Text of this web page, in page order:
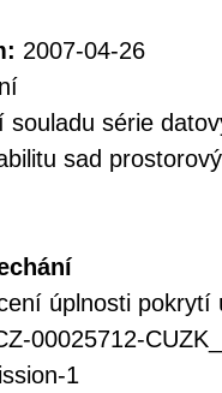
2007-04-26
souladu série
sad
úplnosti
00025712-
1